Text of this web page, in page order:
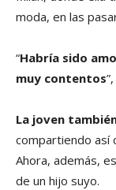
moda, en las
“Habría sido
muy contentos
La joven
compartiendo así
Ahora, además,
de un hijo suyo.